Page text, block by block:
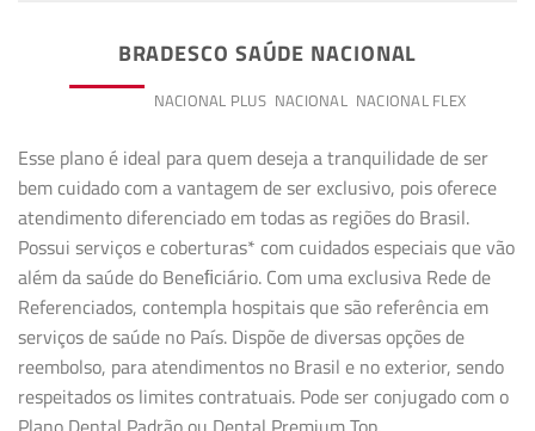
BRADESCO SAÚDE NACIONAL
NACIONAL PLUS NACIONAL NACIONAL FLEX
Esse plano é ideal para quem deseja a tranquilidade de ser
bem cuidado com a vantagem de ser exclusivo, pois oferece
atendimento diferenciado em todas as regiões do Brasil.
Possui serviços e coberturas* com cuidados especiais que vão
além da saúde do Beneﬁciário. Com uma exclusiva Rede de
Referenciados, contempla hospitais que são referência em
serviços de saúde no País. Dispõe de diversas opções de
reembolso, para atendimentos no Brasil e no exterior, sendo
respeitados os limites contratuais. Pode ser conjugado com o